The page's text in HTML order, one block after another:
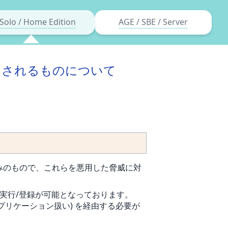
/ Home Edition AGE / SBE / Server
れるものについて
もので、これらを悪用した脅威に対
/登録が可能となっております。
ケーション扱い) を経由する必要が